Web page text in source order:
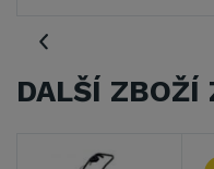
DALŠÍ ZBOŽÍ